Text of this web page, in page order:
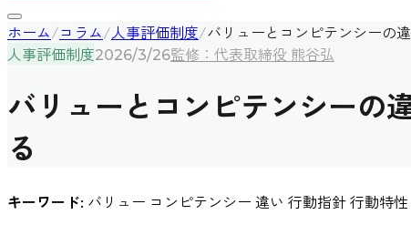
ホーム/コラム/人事評価制度/バリューとコンピテンシーの
人事評価制度2026/3/26監修：代表取締役 熊谷弘
バリューとコンピテンシーの
る
キーワード: バリュー コンピテンシー 違い 行動指針 行動特